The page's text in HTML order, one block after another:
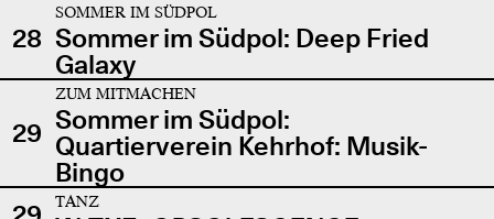
28
SOMMER IM SÜDPOL
Sommer im Südpol: Deep Fried
Galaxy
29
ZUM MITMACHEN
Sommer im Südpol:
Quartierverein Kehrhof: Musik-
Bingo
TANZ